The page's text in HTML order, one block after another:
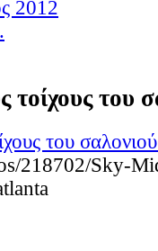
του
218702/Sky-